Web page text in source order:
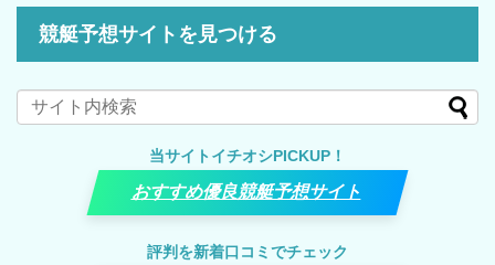
競艇予想サイトを見つける
当サイトイチオシPICKUP！
おすすめ優良競艇予想サイト
評判を新着口コミでチェック